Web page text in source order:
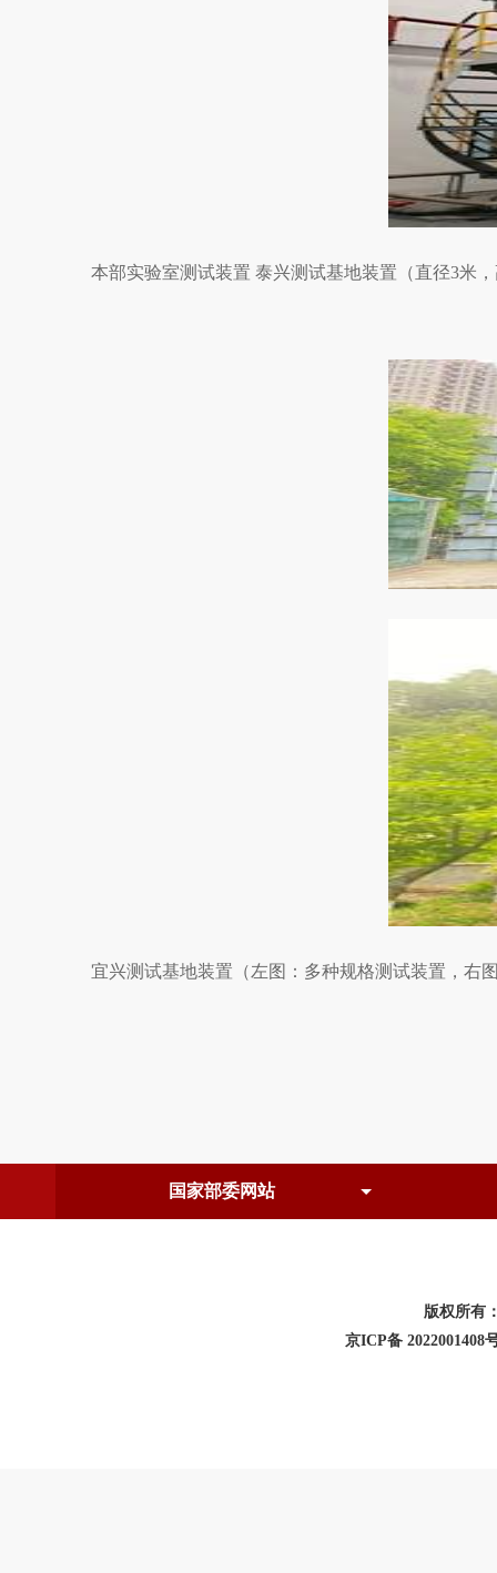
本部实验室测试装置 泰兴测试基地装置（直径3米，
宜兴测试基地装置（左图：多种规格测试装置，右
版权所有
京ICP备 2022001408